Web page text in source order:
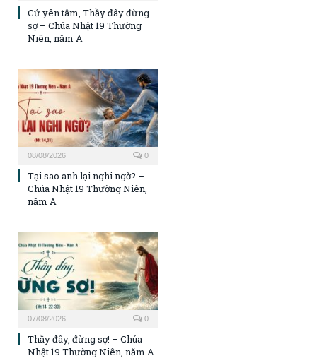
Cứ yên tâm, Thầy đây đừng
sợ – Chúa Nhật 19 Thường
Niên, năm A
08/08/2026 0
Tại sao anh lại nghi ngờ? –
Chúa Nhật 19 Thường Niên,
năm A
07/08/2026 0
Thầy đây, đừng sợ! – Chúa
Nhật 19 Thường Niên, năm A